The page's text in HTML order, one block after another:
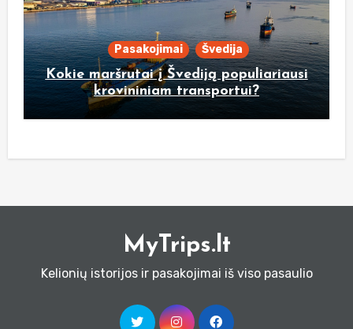
Pasakojimai Švedija
Kokie maršrutai į Švediją populiariausi
krovininiam transportui?
MyTrips.lt
Kelionių istorijos ir pasakojimai iš viso pasaulio